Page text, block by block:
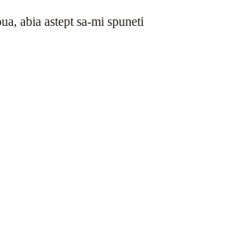
abia astept sa-mi spuneti